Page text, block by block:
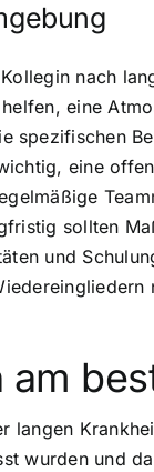
nach
eine
spezifischen
eine
sollten
und
langen
wurden und